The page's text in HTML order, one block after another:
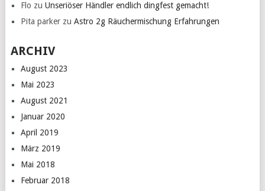
Flo zu Unseriöser Händler endlich dingfest gemacht!
Pita parkerzu Astro 2g Räuchermischung Erfahrungen
ARCHIV
August 2023
Mai 2023
August 2021
Januar 2020
April 2019
März 2019
Mai 2018
Februar 2018